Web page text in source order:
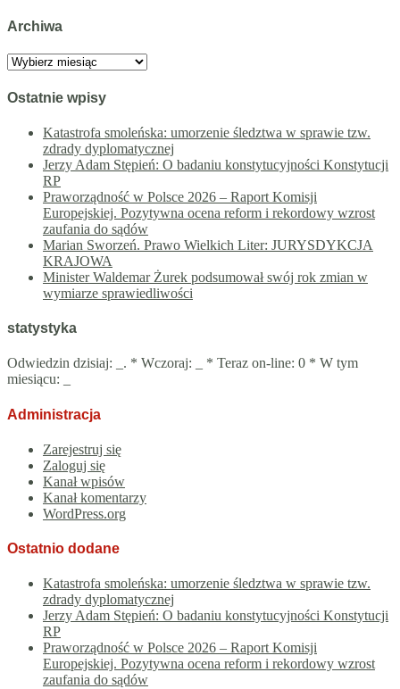
Archiwa
Archiwa
Ostatnie wpisy
Katastrofa smoleńska: umorzenie śledztwa w sprawie tzw.
zdrady dyplomatycznej
Jerzy Adam Stępień: O badaniu konstytucyjności Konstytucji
RP
Praworządność w Polsce 2026 – Raport Komisji
Europejskiej. Pozytywna ocena reform i rekordowy wzrost
zaufania do sądów
Marian Sworzeń. Prawo Wielkich Liter: JURYSDYKCJA
KRAJOWA
Minister Waldemar Żurek podsumował swój rok zmian w
wymiarze sprawiedliwości
statystyka
Odwiedzin dzisiaj: . * Wczoraj:
* Teraz on-line: 0 * W tym
miesiącu:
Administracja
Zarejestruj się
Zaloguj się
Kanał wpisów
Kanał komentarzy
WordPress.org
Ostatnio dodane
Katastrofa smoleńska: umorzenie śledztwa w sprawie tzw.
zdrady dyplomatycznej
Jerzy Adam Stępień: O badaniu konstytucyjności Konstytucji
RP
Praworządność w Polsce 2026 – Raport Komisji
Europejskiej. Pozytywna ocena reform i rekordowy wzrost
zaufania do sądów